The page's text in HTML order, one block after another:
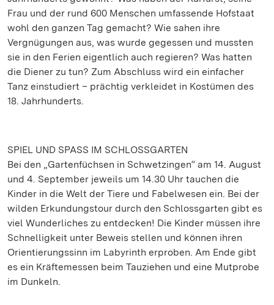
Frau und der rund 600 Menschen umfassende Hofstaat
wohl den ganzen Tag gemacht? Wie sahen ihre
Vergnügungen aus, was wurde gegessen und mussten
sie in den Ferien eigentlich auch regieren? Was hatten
die Diener zu tun? Zum Abschluss wird ein einfacher
Tanz einstudiert – prächtig verkleidet in Kostümen des
18. Jahrhunderts.
SPIEL UND SPASS IM SCHLOSSGARTEN
Bei den „Gartenfüchsen in Schwetzingen“ am 14. August
und 4. September jeweils um 14.30 Uhr tauchen die
Kinder in die Welt der Tiere und Fabelwesen ein. Bei der
wilden Erkundungstour durch den Schlossgarten gibt es
viel Wunderliches zu entdecken! Die Kinder müssen ihre
Schnelligkeit unter Beweis stellen und können ihren
Orientierungssinn im Labyrinth erproben. Am Ende gibt
es ein Kräftemessen beim Tauziehen und eine Mutprobe
im Dunkeln.